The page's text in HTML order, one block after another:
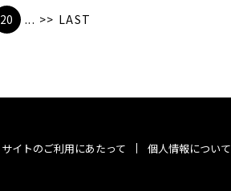
20 ... >> LAST
サイトのご利用にあたって 個人情報について